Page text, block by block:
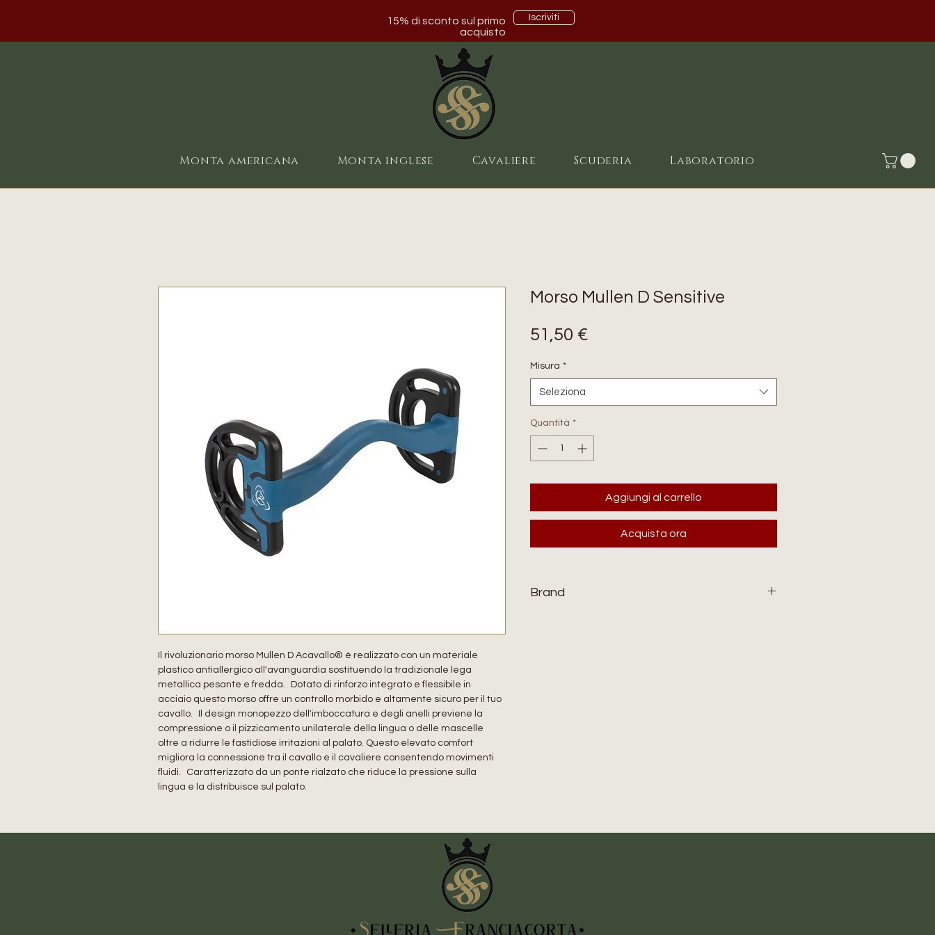
15% di sconto sul primo
acquisto
Iscriviti
Monta americana Monta inglese Cavaliere Scuderia Laboratorio
Il rivoluzionario morso Mullen D Acavallo® è realizzato con un materiale
plastico antiallergico all'avanguardia sostituendo la tradizionale lega
metallica pesante e fredda. Dotato di rinforzo integrato e flessibile in
acciaio questo morso offre un controllo morbido e altamente sicuro per il tuo
cavallo. Il design monopezzo dell'imboccatura e degli anelli previene la
compressione o il pizzicamento unilaterale della lingua o delle mascelle
oltre a ridurre le fastidiose irritazioni al palato. Questo elevato comfort
migliora la connessione tra il cavallo e il cavaliere consentendo movimenti
fluidi. Caratterizzato da un ponte rialzato che riduce la pressione sulla
lingua e la distribuisce sul palato.
Morso Mullen D Sensitive
51,50 €
Misura *
Seleziona
Quantità *
Aggiungi al carrello
Acquista ora
Brand